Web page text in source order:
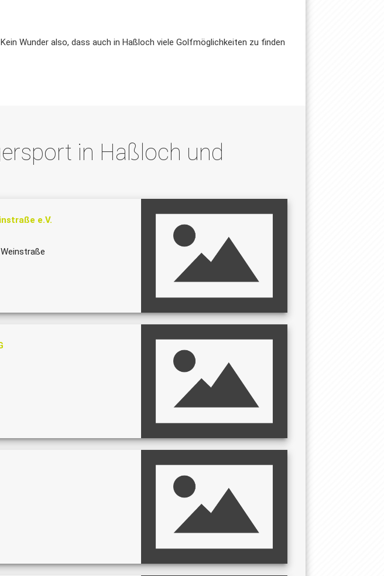
Wunder also, dass auch in Haßloch viele Golfmöglichkeiten zu finden
in Haßloch und
e.V.